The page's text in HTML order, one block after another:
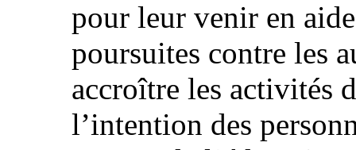
pour leur venir en
poursuites contre les
accroître les activités
l’intention des